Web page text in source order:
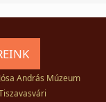
Jósa András Múzeum